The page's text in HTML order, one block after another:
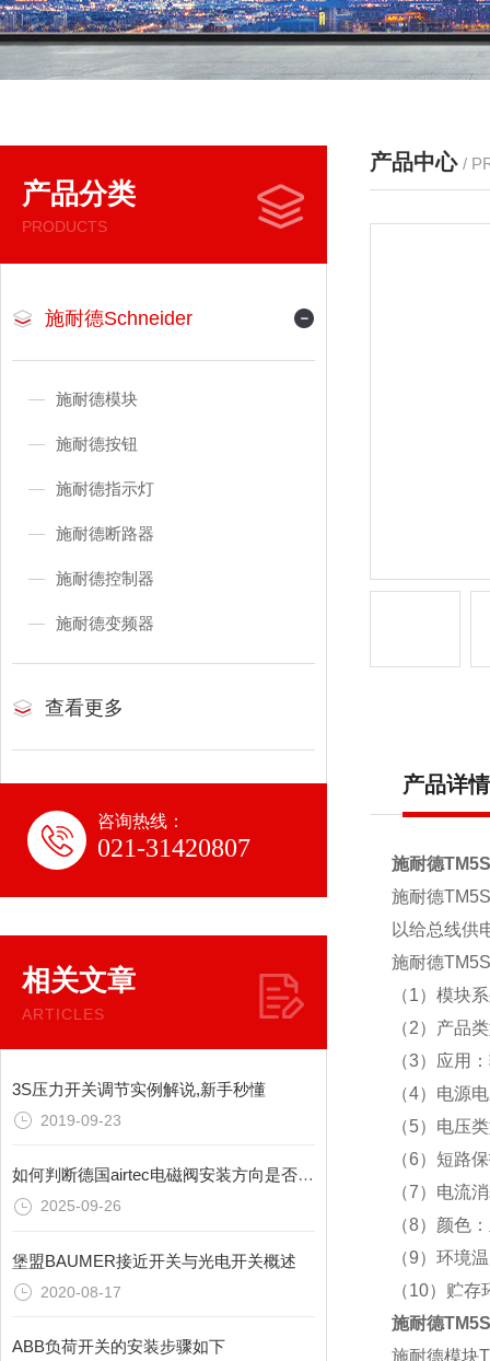
产品分类
PRODUCTS
施耐德Schneider
施耐德模块
施耐德按钮
施耐德指示灯
施耐德断路器
施耐德控制器
施耐德变频器
查看更多
咨询热线：
021-31420807
相关文章
ARTICLES
3S压力开关调节实例解说,新手秒懂
2019-09-23
如何判断德国airtec电磁阀安装方向是否正确?
2025-09-26
堡盟BAUMER接近开关与光电开关概述
2020-08-17
ABB负荷开关的安装步骤如下
产品中心 /
产品详情
施耐德
施耐德
以给总线供
施耐德
（1）模块
（2）产品
（3）应用：
（4）电源
（5）电压
（6）短路
（7）电流
（8）颜色
（9）环境
（10）贮
施耐德
施耐德模块